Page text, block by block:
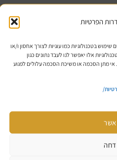
הפרטיות
בטכנולוגיות כמו עוגיות לצורך אחסון ו/או
אלו יאפשר לנו לעבד נתונים כגון
אי מתן הסכמה או משיכת הסכמה עלולים לפגוע
/
אשר
דחה
מוחלטת.